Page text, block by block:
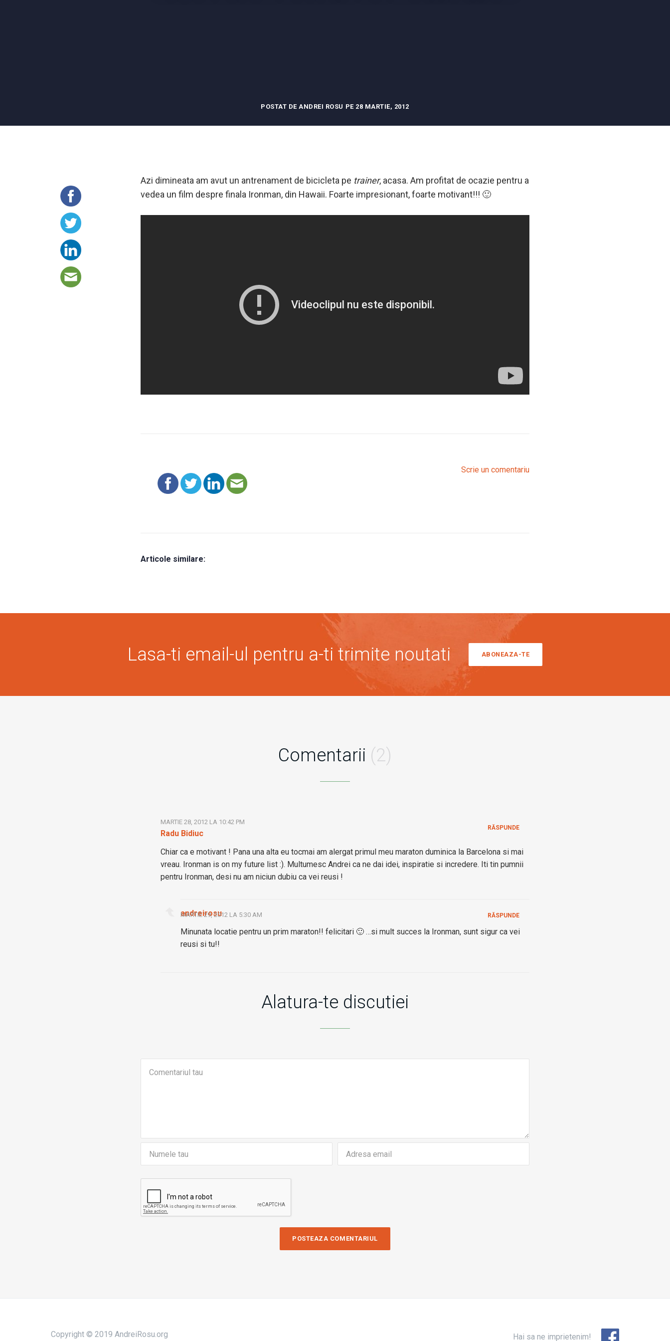
POSTAT DE ANDREI ROSU PE 28 MARTIE, 2012
Azi dimineata am avut un antrenament de bicicleta pe trainer, acasa. Am profitat de ocazie pentru a
vedea un film despre finala Ironman, din Hawaii. Foarte impresionant, foarte motivant!!! 🙂
Scrie un comentariu
Articole similare:
Lasa-ti email-ul pentru a-ti trimite noutati ABONEAZA-TE
Comentarii (2)
Radu Bidiuc
MARTIE 28, 2012 LA 10:42 PM
Chiar ca e motivant ! Pana una alta eu tocmai am alergat primul meu maraton duminica la Barcelona si mai
vreau. Ironman is on my future list :). Multumesc Andrei ca ne dai idei, inspiratie si incredere. Iti tin pumnii
pentru Ironman, desi nu am niciun dubiu ca vei reusi !
RĂSPUNDE
andreirosu
MARTIE 29, 2012 LA 5:30 AM
Minunata locatie pentru un prim maraton!! felicitari 🙂 …si mult succes la Ironman, sunt sigur ca vei
reusi si tu!!
RĂSPUNDE
Alatura-te discutiei
Copyright © 2019 AndreiRosu.org Hai sa ne imprietenim!